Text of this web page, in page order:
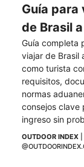
Guía para
de Brasil
como
Guía completa
viajar de Brasil
como turista
requisitos,
normas
consejos clave
ingreso sin
OUTDOOR INDEX